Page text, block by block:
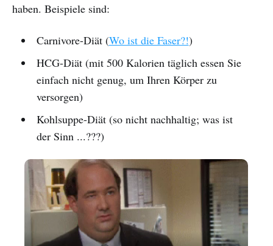
haben. Beispiele sind:
Carnivore-Diät (Wo ist die Faser?!)
HCG-Diät (mit 500 Kalorien täglich essen Sie
einfach nicht genug, um Ihren Körper zu
versorgen)
Kohlsuppe-Diät (so nicht nachhaltig; was ist
der Sinn ...???)